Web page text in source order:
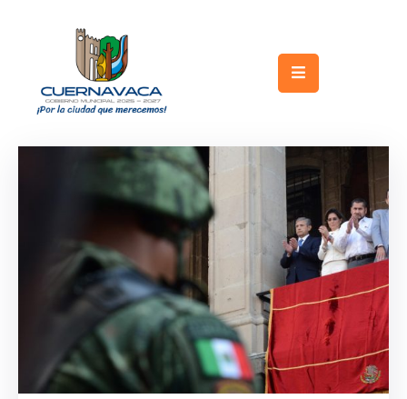
Gobierno
Licitaciones
Transparencia
Directorio